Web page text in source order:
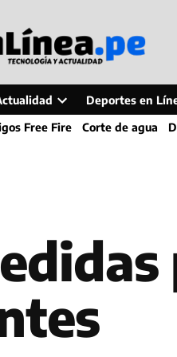
Open
dropdown
Deportes en
Free Fire Corte de agua